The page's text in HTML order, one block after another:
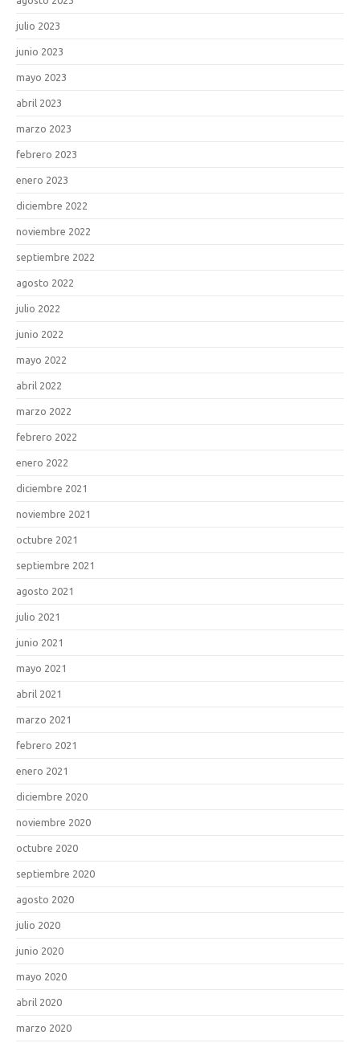
julio 2023
junio 2023
mayo 2023
abril 2023
marzo 2023
febrero 2023
enero 2023
diciembre 2022
noviembre 2022
septiembre 2022
agosto 2022
julio 2022
junio 2022
mayo 2022
abril 2022
marzo 2022
febrero 2022
enero 2022
diciembre 2021
noviembre 2021
octubre 2021
septiembre 2021
agosto 2021
julio 2021
junio 2021
mayo 2021
abril 2021
marzo 2021
febrero 2021
enero 2021
diciembre 2020
noviembre 2020
octubre 2020
septiembre 2020
agosto 2020
julio 2020
junio 2020
mayo 2020
abril 2020
marzo 2020